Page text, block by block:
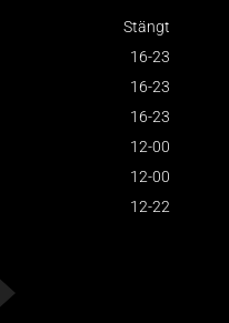
Stängt
16-23
16-23
16-23
12-00
12-00
12-22